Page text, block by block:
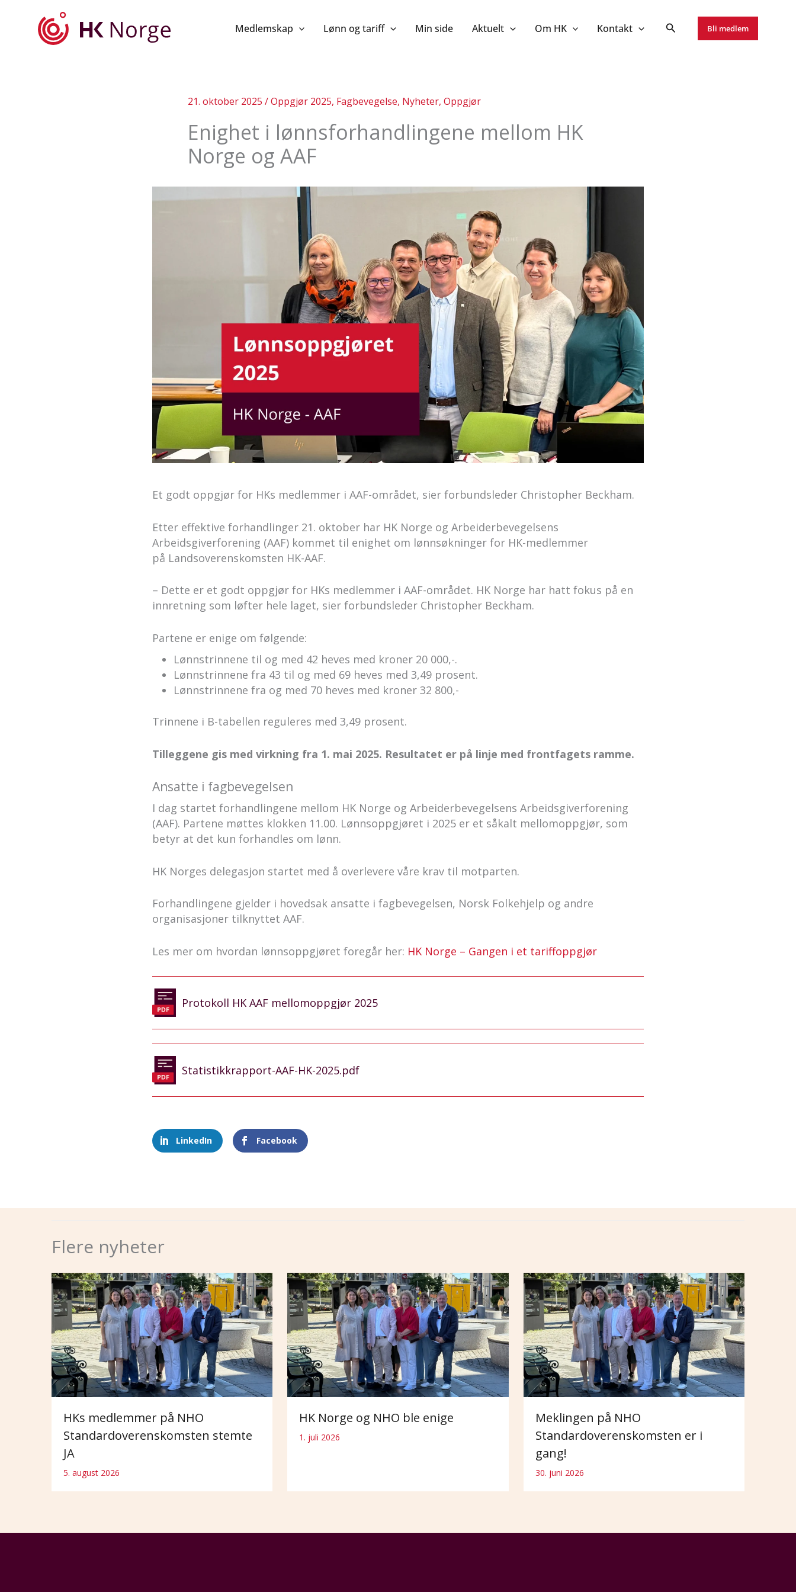
Medlemskap Lønn og tariff Min side Aktuelt Om HK Kontakt Bli medlem
21. oktober 2025 /Oppgjør 2025, Fagbevegelse, Nyheter, Oppgjør
Enighet i lønnsforhandlingene mellom HK
Norge og AAF
Et godt oppgjør for HKs medlemmer i AAF-området, sier forbundsleder Christopher Beckham.
Etter effektive forhandlinger 21. oktober har HK Norge og Arbeiderbevegelsens
Arbeidsgiverforening (AAF) kommet til enighet om lønnsøkninger for HK-medlemmer
på Landsoverenskomsten HK-AAF.
– Dette er et godt oppgjør for HKs medlemmer i AAF-området. HK Norge har hatt fokus på en
innretning som løfter hele laget, sier forbundsleder Christopher Beckham.
Partene er enige om følgende:
Lønnstrinnene til og med 42 heves med kroner 20 000,-.
Lønnstrinnene fra 43 til og med 69 heves med 3,49 prosent.
Lønnstrinnene fra og med 70 heves med kroner 32 800,-
Trinnene i B-tabellen reguleres med 3,49 prosent.
Tilleggene gis med virkning fra 1. mai 2025. Resultatet er på linje med frontfagets ramme.
Ansatte i fagbevegelsen
I dag startet forhandlingene mellom HK Norge og Arbeiderbevegelsens Arbeidsgiverforening
(AAF). Partene møttes klokken 11.00. Lønnsoppgjøret i 2025 er et såkalt mellomoppgjør, som
betyr at det kun forhandles om lønn.
HK Norges delegasjon startet med å overlevere våre krav til motparten.
Forhandlingene gjelder i hovedsak ansatte i fagbevegelsen, Norsk Folkehjelp og andre
organisasjoner tilknyttet AAF.
Les mer om hvordan lønnsoppgjøret foregår her: HK Norge – Gangen i et tariffoppgjør
Protokoll HK AAF mellomoppgjør 2025
Statistikkrapport-AAF-HK-2025.pdf
LinkedIn Facebook
Flere nyheter
HKs medlemmer på NHO
Standardoverenskomsten stemte
JA
5. august 2026
HK Norge og NHO ble enige
1. juli 2026
Meklingen på NHO
Standardoverenskomsten er i
gang!
30. juni 2026